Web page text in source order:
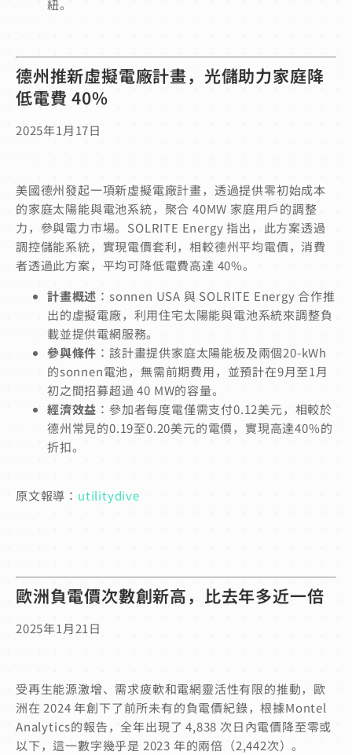
紐。
德州推新虛擬電廠計畫，光儲助力家庭降
低電費 40%
2025年1月17日
美國德州發起一項新虛擬電廠計畫，透過提供零初始成本
的家庭太陽能與電池系統，聚合 40MW 家庭用戶的調整
力，參與電力市場。SOLRITE Energy 指出，此方案透過
調控儲能系統，實現電價套利，相較德州平均電價，消費
者透過此方案，平均可降低電費高達 40%。
計畫概述 ：sonnen USA 與 SOLRITE Energy 合作推
出的虛擬電廠，利用住宅太陽能與電池系統來調整負
載並提供電網服務。
參與條件 ：該計畫提供家庭太陽能板及兩個20-kWh
的sonnen電池，無需前期費用，並預計在9月至1月
初之間招募超過 40 MW的容量。
經濟效益 ：參加者每度電僅需支付0.12美元，相較於
德州常見的0.19至0.20美元的電價，實現高達40%的
折扣。
原文報導： utilitydive
歐洲負電價次數創新高，比去年多近一倍
2025年1月21日
受再生能源激增、需求疲軟和電網靈活性有限的推動，歐
洲在 2024 年創下了前所未有的負電價紀錄，根據Montel
Analytics的報告，全年出現了 4,838 次日內電價降至零或
以下，這一數字幾乎是 2023 年的兩倍（2,442次）。